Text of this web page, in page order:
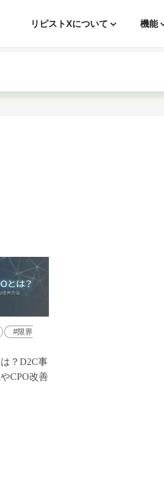
リピストXについて 機能
限界
？D2C事
CPO改善